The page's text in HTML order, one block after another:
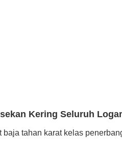
Kering Seluruh
tahan karat kelas